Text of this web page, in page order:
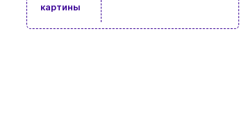
картины